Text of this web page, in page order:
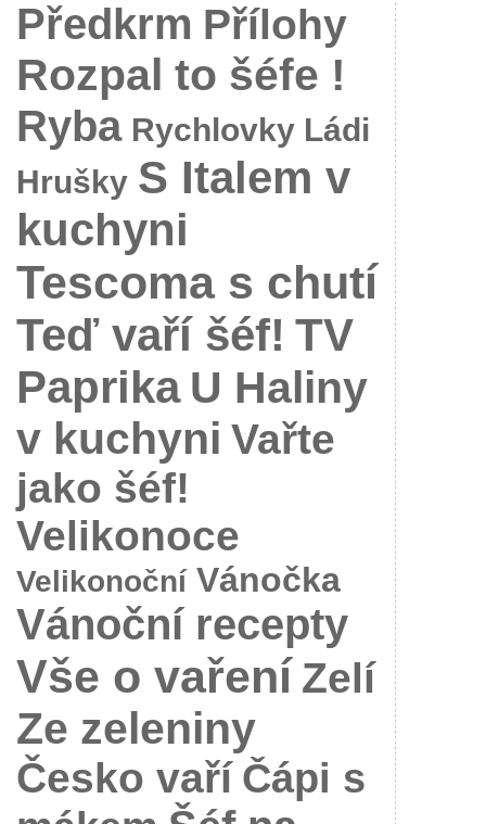
Předkrm Přílohy
Rozpal to šéfe !
Ryba Rychlovky Ládi
Hrušky S Italem v
kuchyni
Tescoma s chutí
Teď vaří šéf! TV
Paprika U Haliny
v kuchyni Vařte
jako šéf!
Velikonoce
Velikonoční Vánočka
Vánoční recepty
Vše o vaření Zelí
Ze zeleniny
Česko vaří Čápi s